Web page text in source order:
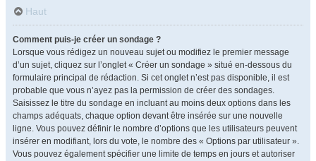
Haut
Comment puis-je créer un sondage ?
Lorsque vous rédigez un nouveau sujet ou modifiez le premier message
d’un sujet, cliquez sur l’onglet « Créer un sondage » situé en-dessous du
formulaire principal de rédaction. Si cet onglet n’est pas disponible, il est
probable que vous n’ayez pas la permission de créer des sondages.
Saisissez le titre du sondage en incluant au moins deux options dans les
champs adéquats, chaque option devant être insérée sur une nouvelle
ligne. Vous pouvez définir le nombre d’options que les utilisateurs peuvent
insérer en modifiant, lors du vote, le nombre des « Options par utilisateur ».
Vous pouvez également spécifier une limite de temps en jours et autoriser